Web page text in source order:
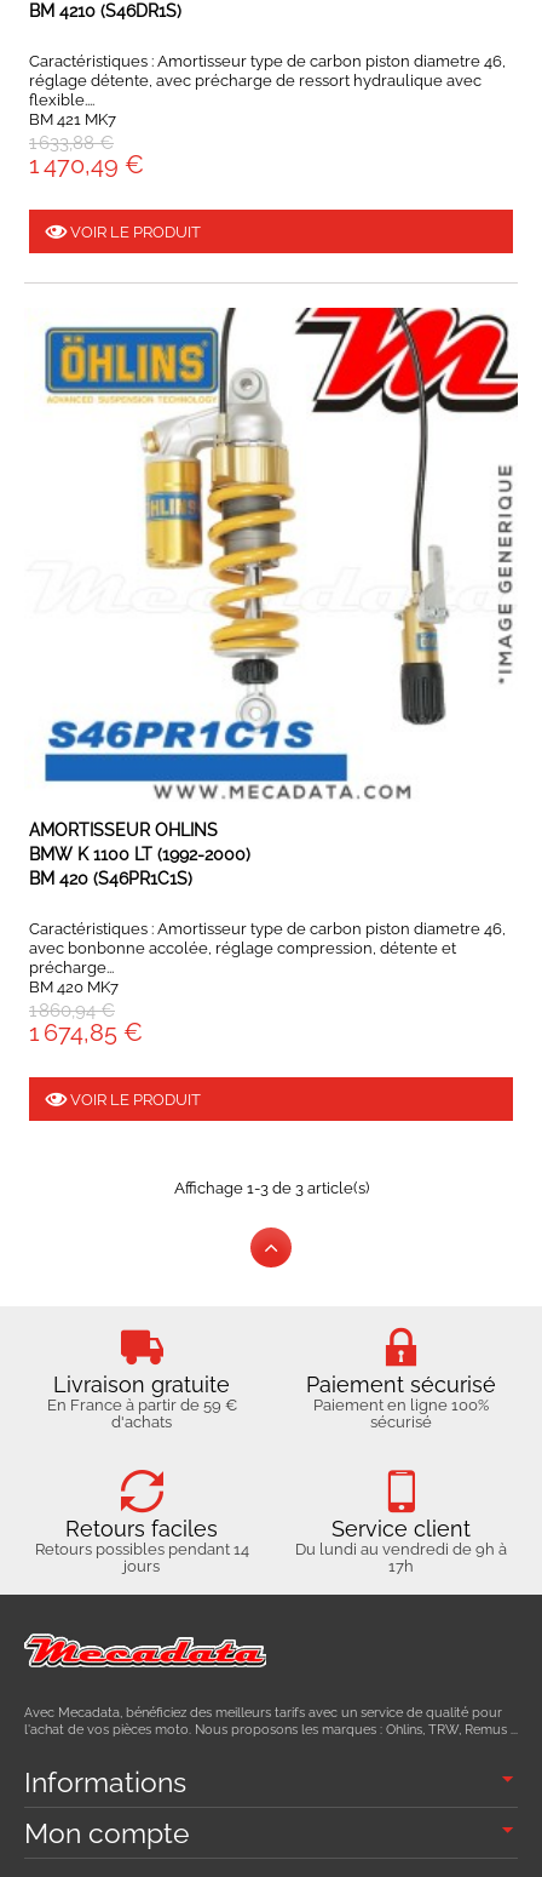
BM 4210 (S46DR1S)
Caractéristiques : Amortisseur type de carbon piston diametre 46,
réglage détente, avec précharge de ressort hydraulique avec
flexible....
BM 421 MK7
1 633,88 €
1 470,49 €
VOIR LE PRODUIT
EXPEDIÉ SOUS 5 À 10 JOURS
AMORTISSEUR OHLINS
BMW K 1100 LT (1992-2000)
BM 420 (S46PR1C1S)
Caractéristiques : Amortisseur type de carbon piston diametre 46,
avec bonbonne accolée, réglage compression, détente et
précharge...
BM 420 MK7
1 860,94 €
1 674,85 €
VOIR LE PRODUIT
Affichage 1-3 de 3 article(s)
Livraison gratuite
En France à partir de 59 €
d'achats
Paiement sécurisé
Paiement en ligne 100%
sécurisé
Retours faciles
Retours possibles pendant 14
jours
Service client
Du lundi au vendredi de 9h à
17h
Avec Mecadata, bénéficiez des meilleurs tarifs avec un service de qualité pour
l'achat de vos pièces moto. Nous proposons les marques : Ohlins, TRW, Remus ...
Informations
Mon compte